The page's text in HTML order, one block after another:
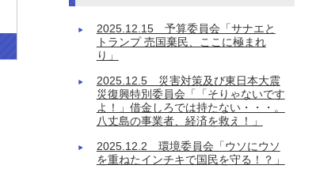
2025.12.15 予算委員会「サナエと
トランプ 売国棄民、ここに極まれ
り」
2025.12.5 災害対策及び東日本大震
災復興特別委員会「「そりゃないです
よ！」借金しろでは持たない・・・。
八丈島の事業者、経済を救え！」
2025.12.2 環境委員会「ウソにウソ
を重ねたインチキで国民を守る！？」